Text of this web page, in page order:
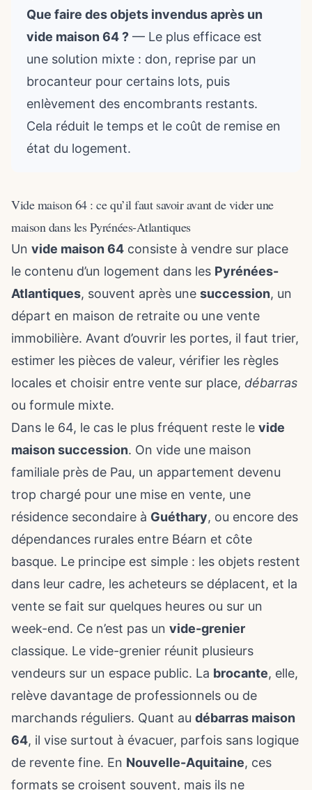
Que faire des objets invendus après un
vide maison 64 ? — Le plus efficace est
une solution mixte : don, reprise par un
brocanteur pour certains lots, puis
enlèvement des encombrants restants.
Cela réduit le temps et le coût de remise en
état du logement.
Vide maison 64 : ce qu’il faut savoir avant de vider une
maison dans les Pyrénées-Atlantiques
Un vide maison 64 consiste à vendre sur place
le contenu d’un logement dans les Pyrénées-
Atlantiques, souvent après une succession, un
départ en maison de retraite ou une vente
immobilière. Avant d’ouvrir les portes, il faut trier,
estimer les pièces de valeur, vérifier les règles
locales et choisir entre vente sur place, débarras
ou formule mixte.
Dans le 64, le cas le plus fréquent reste le vide
maison succession. On vide une maison
familiale près de Pau, un appartement devenu
trop chargé pour une mise en vente, une
résidence secondaire à Guéthary, ou encore des
dépendances rurales entre Béarn et côte
basque. Le principe est simple : les objets restent
dans leur cadre, les acheteurs se déplacent, et la
vente se fait sur quelques heures ou sur un
week-end. Ce n’est pas un vide-grenier
classique. Le vide-grenier réunit plusieurs
vendeurs sur un espace public. La brocante, elle,
relève davantage de professionnels ou de
marchands réguliers. Quant au débarras maison
64, il vise surtout à évacuer, parfois sans logique
de revente fine. En Nouvelle-Aquitaine, ces
formats se croisent souvent, mais ils ne